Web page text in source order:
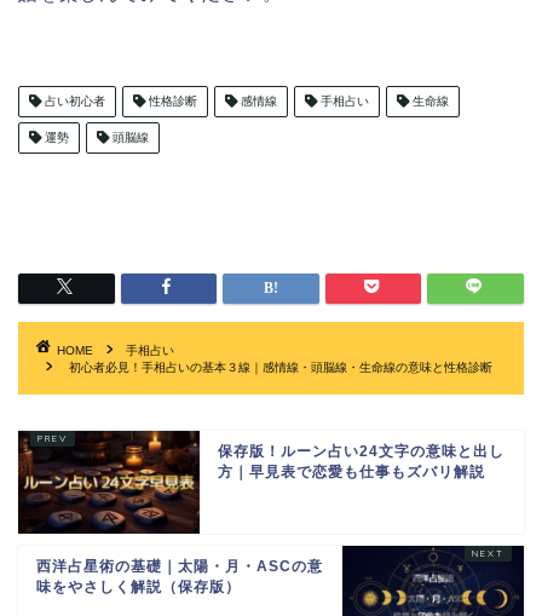
占い初心者 性格診断 感情線 手相占い 生命線
運勢 頭脳線
HOME
手相占い
初心者必見！手相占いの基本３線｜感情線・頭脳線・生命線の意味と性格診断
保存版！ルーン占い24文字の意味と出し
方｜早見表で恋愛も仕事もズバリ解説
西洋占星術の基礎｜太陽・月・ASCの意
味をやさしく解説（保存版）